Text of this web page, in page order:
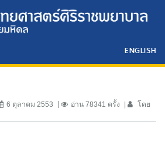
ENGLISH
6 ตุลาคม 2553 อ่าน 78341 ครั้ง โดย